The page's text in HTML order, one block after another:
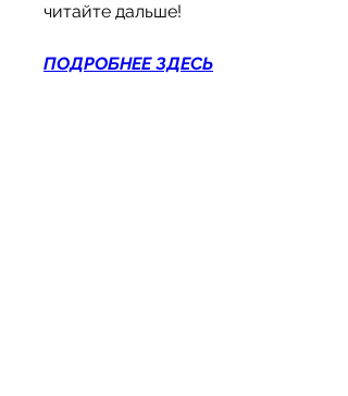
читайте дальше!
ПОДРОБНЕЕ ЗДЕСЬ